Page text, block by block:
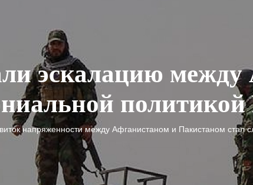
эскалацию
напряженности между Афганистаном и Пакистаном стал